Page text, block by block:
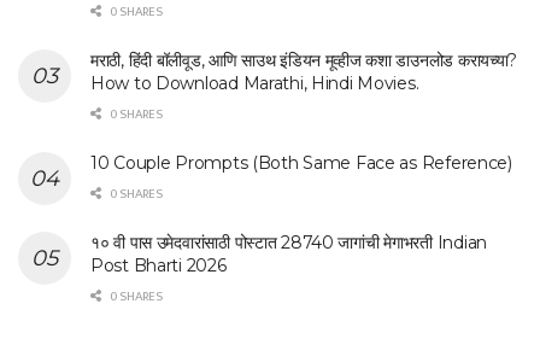
0 SHARES
मराठी, हिंदी बॉलीवूड, आणि साउथ इंडियन मूव्हीज कशा डाउनलोड करायच्या?
How to Download Marathi, Hindi Movies.
0 SHARES
10 Couple Prompts (Both Same Face as Reference)
0 SHARES
१० वी पास उमेदवारांसाठी पोस्टात 28740 जागांची मेगाभरती Indian
Post Bharti 2026
0 SHARES